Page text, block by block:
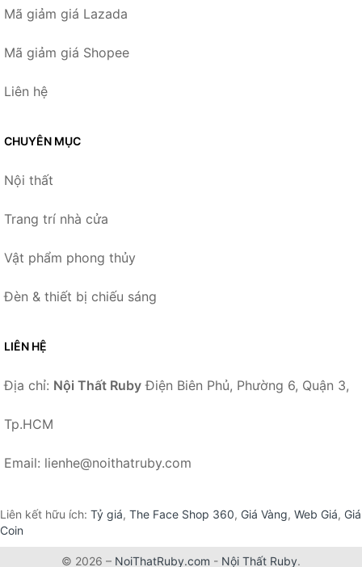
Mã giảm giá Lazada
Mã giảm giá Shopee
Liên hệ
CHUYÊN MỤC
Nội thất
Trang trí nhà cửa
Vật phẩm phong thủy
Đèn & thiết bị chiếu sáng
LIÊN HỆ
Địa chỉ: Nội Thất Ruby Điện Biên Phủ, Phường 6, Quận 3,
Tp.HCM
Email: lienhe@noithatruby.com
Liên kết hữu ích: Tỷ giá, The Face Shop 360, Giá Vàng, Web Giá, Giá
Coin
© 2026 – NoiThatRuby.com - Nội Thất Ruby.